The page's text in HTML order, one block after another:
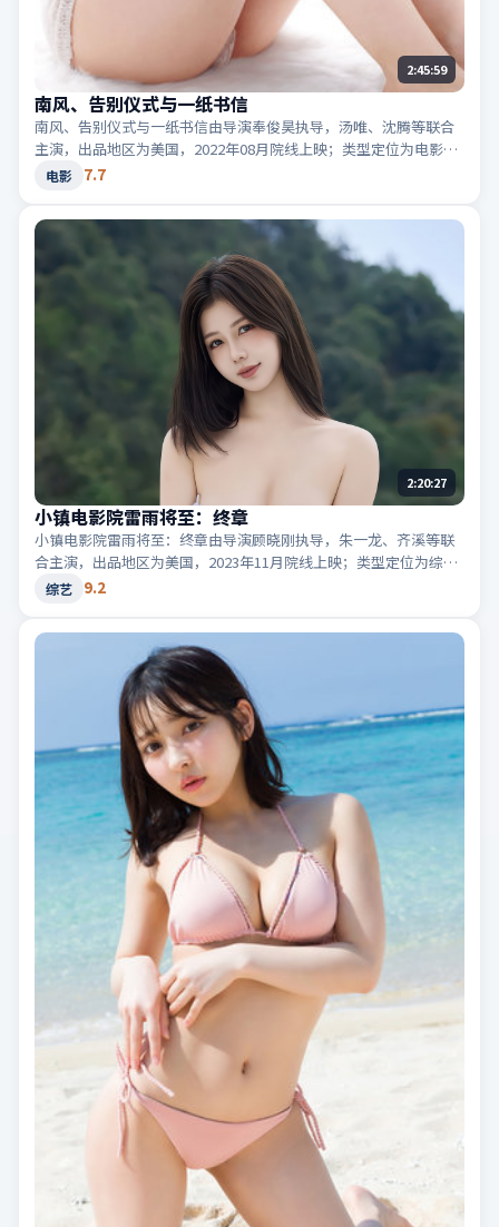
2:45:59
南风、告别仪式与一纸书信
南风、告别仪式与一纸书信由导演奉俊昊执导，汤唯、沈腾等联合
主演，出品地区为美国，2022年08月院线上映；类型定位为电影·
犯罪，黑白两道博弈。适合检索「美国犯罪」「2022高分电影」等
电影 7.7
2:20:27
小镇电影院雷雨将至：终章
小镇电影院雷雨将至：终章由导演顾晓刚执导，朱一龙、齐溪等联
合主演，出品地区为美国，2023年11月院线上映；类型定位为综艺
·犯罪，黑白两道博弈。适合检索「美国犯罪」「2023高分综艺」
综艺 9.2